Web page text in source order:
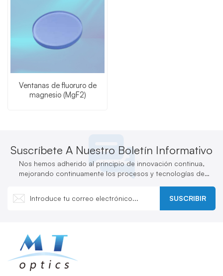
Ventanas de fluoruro de
magnesio (MgF2)
Suscríbete A Nuestro Boletín Informativo
Nos hemos adherido al principio de innovación continua,
mejorando continuamente los procesos y tecnologías de
SUSCRIBIR